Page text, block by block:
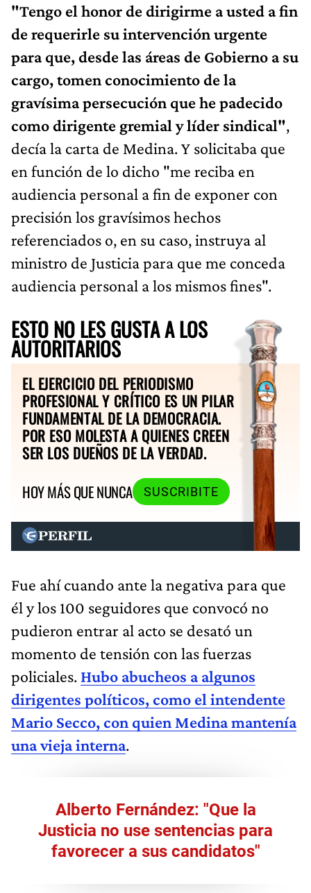
"Tengo el honor de dirigirme a usted a fin
de requerirle su intervención urgente
para que, desde las áreas de Gobierno a su
cargo, tomen conocimiento de la
gravísima persecución que he padecido
como dirigente gremial y líder sindical",
decía la carta de Medina. Y solicitaba que
en función de lo dicho "me reciba en
audiencia personal a fin de exponer con
precisión los gravísimos hechos
referenciados o, en su caso, instruya al
ministro de Justicia para que me conceda
audiencia personal a los mismos fines".
ESTO NO LES GUSTA A LOS
AUTORITARIOS
EL EJERCICIO DEL PERIODISMO
PROFESIONAL Y CRÍTICO ES UN PILAR
FUNDAMENTAL DE LA DEMOCRACIA.
POR ESO MOLESTA A QUIENES CREEN
SER LOS DUEÑOS DE LA VERDAD.
HOY MÁS QUE NUNCA
SUSCRIBITE
Fue ahí cuando ante la negativa para que
él y los 100 seguidores que convocó no
pudieron entrar al acto se desató un
momento de tensión con las fuerzas
policiales. Hubo abucheos a algunos
dirigentes políticos, como el intendente
Mario Secco, con quien Medina mantenía
una vieja interna.
Alberto Fernández: "Que la
Justicia no use sentencias para
favorecer a sus candidatos"